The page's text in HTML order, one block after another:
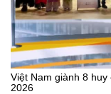
Việt Nam giành 8
2026